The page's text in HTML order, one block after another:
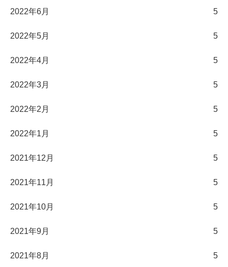
2022年6月 5
2022年5月 5
2022年4月 5
2022年3月 5
2022年2月 5
2022年1月 5
2021年12月 5
2021年11月 5
2021年10月 5
2021年9月 5
2021年8月 5